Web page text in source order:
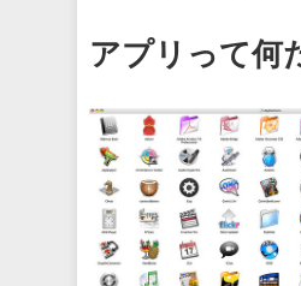
アプリって何